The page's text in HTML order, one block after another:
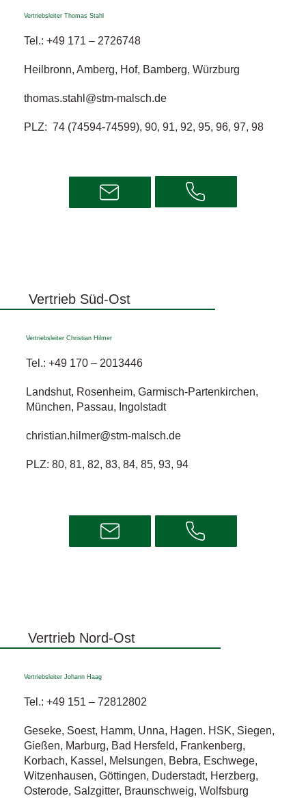
Vertriebsleiter Thomas Stahl
Tel.:+49 171 – 2726748
Heilbronn, Amberg, Hof, Bamberg, Würzburg
thomas.stahl@stm-malsch.de
PLZ: 74 (74594-74599), 90, 91, 92, 95, 96, 97, 98
Vertrieb Süd-Ost
Vertriebsleiter Christian Hilmer
Tel.:+49 170– 2013446‬
Landshut, Rosenheim, Garmisch-Partenkirchen,
München, Passau, Ingolstadt
christian.hilmer@stm-malsch.de
PLZ: 80, 81, 82, 83, 84, 85, 93, 94
Vertrieb Nord-Ost
Vertriebsleiter Johann Haag
Tel.:+49 151 – 72812802
Geseke, Soest, Hamm, Unna, Hagen. HSK, Siegen,
Gießen, Marburg, Bad Hersfeld, Frankenberg,
Korbach, Kassel, Melsungen, Bebra, Eschwege,
Witzenhausen, Göttingen, Duderstadt, Herzberg,
Osterode, Salzgitter, Braunschweig, Wolfsburg